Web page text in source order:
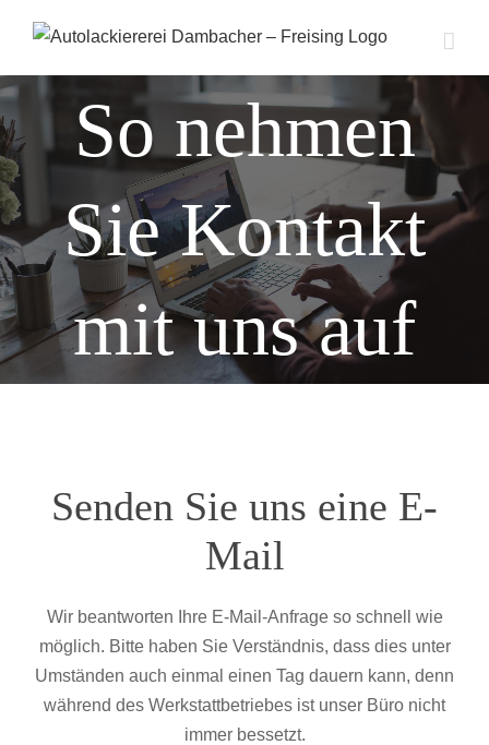
Inhalt
springen
So nehmen
Sie Kontakt
mit uns auf
Senden Sie uns eine E-
Mail
Wir beantworten Ihre E-Mail-Anfrage so schnell wie
möglich. Bitte haben Sie Verständnis, dass dies unter
Umständen auch einmal einen Tag dauern kann, denn
während des Werkstattbetriebes ist unser Büro nicht
immer bessetzt.